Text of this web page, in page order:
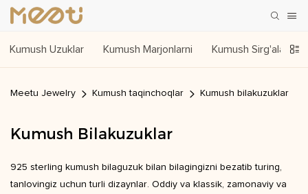
Kumush Uzuklar Kumush Marjonlarni Kumush Sirg'alar
Meetu Jewelry Kumush taqinchoqlar Kumush bilakuzuklar
Kumush Bilakuzuklar
925 sterling kumush bilaguzuk bilan bilagingizni bezatib turing,
tanlovingiz uchun turli dizaynlar. Oddiy va klassik, zamonaviy va